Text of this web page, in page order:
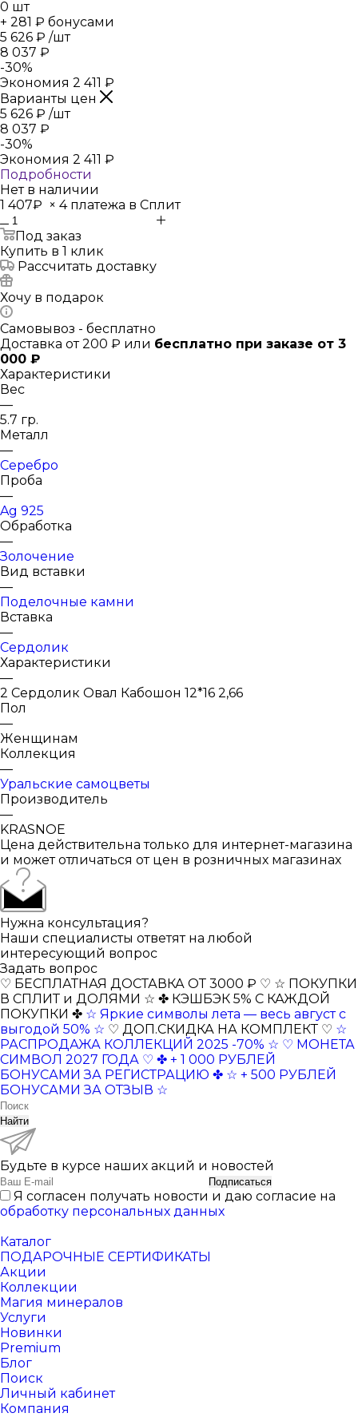
0 шт
+ 281 ₽ бонусами
5 626 ₽ /шт
8 037 ₽
-30%
Экономия 2 411 ₽
Варианты цен
5 626 ₽ /шт
8 037 ₽
-30%
Экономия 2 411 ₽
Подробности
Нет в наличии
1 407₽ × 4 платежа в Сплит
Под заказ
Купить в 1 клик
Рассчитать доставку
Хочу в подарок
Самовывоз - бесплатно
Доставка от 200 ₽ или бесплатно при заказе от 3
000 ₽
Характеристики
Вес
—
5.7 гр.
Металл
—
Серебро
Проба
—
Ag 925
Обработка
—
Золочение
Вид вставки
—
Поделочные камни
Вставка
—
Сердолик
Характеристики
—
2 Сердолик Овал Кабошон 12*16 2,66
Пол
—
Женщинам
Коллекция
—
Уральские самоцветы
Производитель
—
KRASNOE
Цена действительна только для интернет-магазина
и может отличаться от цен в розничных магазинах
Нужна консультация?
Наши специалисты ответят на любой
интересующий вопрос
Задать вопрос
♡ БЕСПЛАТНАЯ ДОСТАВКА ОТ 3000 ₽ ♡ ☆ ПОКУПКИ
В СПЛИТ и ДОЛЯМИ ☆ ✤ КЭШБЭК 5% С КАЖДОЙ
ПОКУПКИ ✤ ☆ Яркие символы лета — весь август с
выгодой 50% ☆ ♡ ДОП.СКИДКА НА КОМПЛЕКТ ♡ ☆
РАСПРОДАЖА КОЛЛЕКЦИЙ 2025 -70% ☆ ♡ МОНЕТА
СИМВОЛ 2027 ГОДА ♡ ✤ + 1 000 РУБЛЕЙ
БОНУСАМИ ЗА РЕГИСТРАЦИЮ ✤ ☆ + 500 РУБЛЕЙ
БОНУСАМИ ЗА ОТЗЫВ ☆
Найти
Будьте в курсе наших акций и новостей
Подписаться
Я согласен получать новости и даю согласие на
обработку персональных данных
Каталог
ПОДАРОЧНЫЕ СЕРТИФИКАТЫ
Акции
Коллекции
Магия минералов
Услуги
Новинки
Premium
Блог
Поиск
Личный кабинет
Компания